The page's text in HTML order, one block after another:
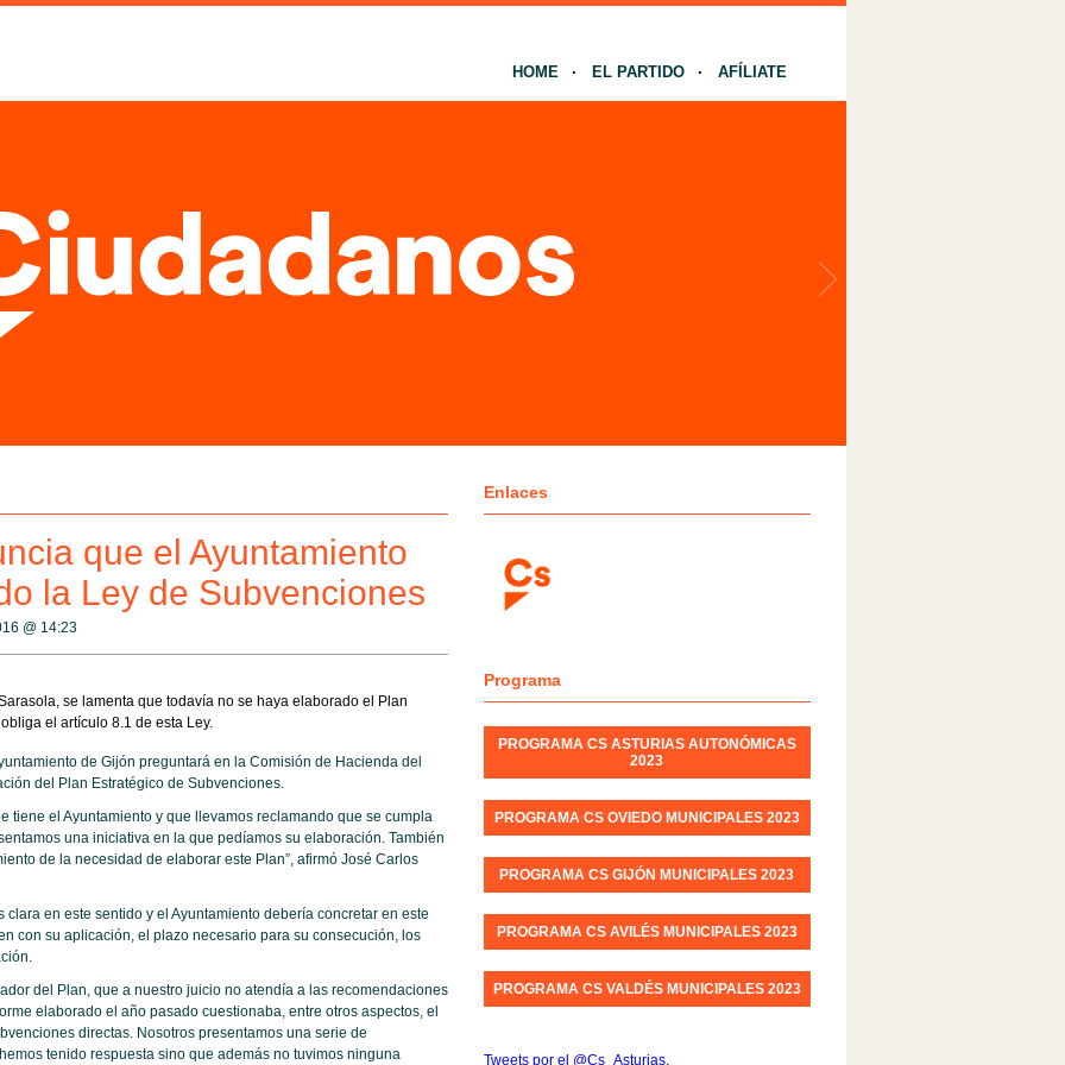
HOME EL PARTIDO AFÍLIATE
que el Ayuntamiento
la Ley de Subvenciones
@ 14:23
se lamenta que todavía no se haya elaborado el Plan
el artículo 8.1 de esta Ley.
de Gijón preguntará en la Comisión de Hacienda del
del Plan Estratégico de Subvenciones.
tiene el Ayuntamiento y que llevamos reclamando que se cumpla
una iniciativa en la que pedíamos su elaboración. También
de la necesidad de elaborar este Plan”, afirmó José Carlos
en este sentido y el Ayuntamiento debería concretar en este
con su aplicación, el plazo necesario para su consecución, los
del Plan, que a nuestro juicio no atendía a las recomendaciones
elaborado el año pasado cuestionaba, entre otros aspectos, el
directas. Nosotros presentamos una serie de
tenido respuesta sino que además no tuvimos ninguna
Enlaces
Programa
PROGRAMA CS ASTURIAS AUTONÓMICAS
2023
PROGRAMA CS OVIEDO MUNICIPALES 2023
PROGRAMA CS GIJÓN MUNICIPALES 2023
PROGRAMA CS AVILÉS MUNICIPALES 2023
PROGRAMA CS VALDÉS MUNICIPALES 2023
Tweets por el @Cs_Asturias.